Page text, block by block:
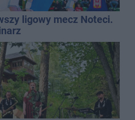
ligowy mecz Noteci.